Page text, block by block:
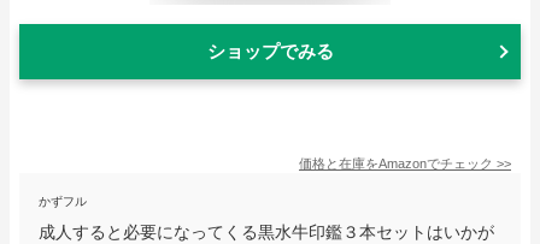
ショップでみる
価格と在庫をAmazonでチェック >>
かずフル
成人すると必要になってくる黒水牛印鑑３本セットはいかが